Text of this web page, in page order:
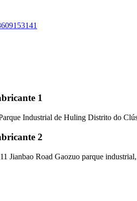
1
Industrial de Huling Distrito do
2
Jianbao Road Gaozuo parque